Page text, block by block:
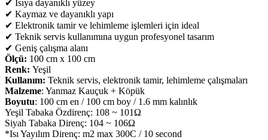
✔ Isıya dayanıklı yüzey
✔ Kaymaz ve dayanıklı yapı
✔ Elektronik tamir ve lehimleme işlemleri için ideal
✔ Teknik servis kullanımına uygun profesyonel tasarım
✔ Geniş çalışma alanı
Ölçü: 100 cm x 100 cm
Renk: Yeşil
Kullanım: Teknik servis, elektronik tamir, lehimleme çalışmaları
Malzeme: Yanmaz Kauçuk + Köpük
Boyutu: 100 cm en / 100 cm boy / 1.6 mm kalınlık
Yeşil Tabaka Özdirenç: 108 ~ 101Ω
Siyah Tabaka Direnç: 104 ~ 106Ω
*Isı Yayılım Direnç: m2 max 300C / 10 second